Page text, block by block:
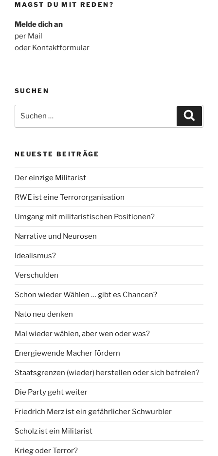
MAGST DU MIT REDEN?
Melde dich an
per Mail
oder Kontaktformular
SUCHEN
nach:
NEUESTE BEITRÄGE
Der einzige Militarist
RWE ist eine Terrororganisation
Umgang mit militaristischen Positionen?
Narrative und Neurosen
Idealismus?
Verschulden
Schon wieder Wählen … gibt es Chancen?
Nato neu denken
Mal wieder wählen, aber wen oder was?
Energiewende Macher fördern
Staatsgrenzen (wieder) herstellen oder sich befreien?
Die Party geht weiter
Friedrich Merz ist ein gefährlicher Schwurbler
Scholz ist ein Militarist
Krieg oder Terror?